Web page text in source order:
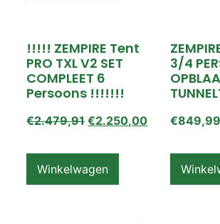
!!!!! ZEMPIRE Tent
PRO TXL V2 SET
COMPLEET 6
Persoons !!!!!!!
€2.479,91 €2.250,00
Winkelwagen
3/4
€849,99